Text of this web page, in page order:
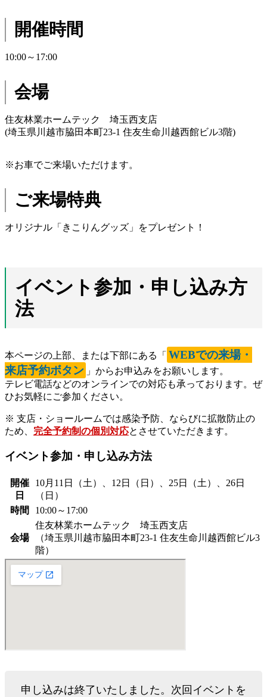
開催時間
10:00～17:00
会場
住友林業ホームテック 埼玉西支店
(埼玉県川越市脇田本町23-1 住友生命川越西館ビル3階)
※お車でご来場いただけます。
ご来場特典
オリジナル「きこりんグッズ」をプレゼント！
イベント参加・申し込み方
法
本ページの上部、または下部にある「 WEBでの来場・
来店予約ボタン 」からお申込みをお願いします。
テレビ電話などのオンラインでの対応も承っております。ぜ
ひお気軽にご参加ください。
※ 支店・ショールームでは感染予防、ならびに拡散防止の
ため、 完全予約制の個別対応とさせていただきます。
イベント参加・申し込み方法
開催
日
10月11日（土）、12日（日）、25日（土）、26日
（日）
時間
10:00～17:00
会場
住友林業ホームテック 埼玉西支店
（埼玉県川越市脇田本町23-1 住友生命川越西館ビル3
階）
申し込みは終了いたしました。次回イベントを